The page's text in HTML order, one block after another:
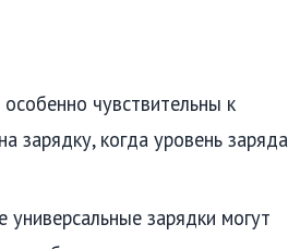
чувствительны к
зарядку, когда уровень заряда
зарядки могут